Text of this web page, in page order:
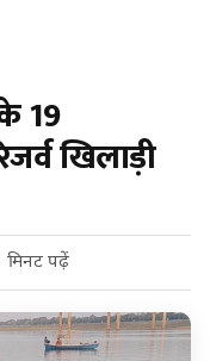
19
खिलाड़ी
मिनट पढ़ें